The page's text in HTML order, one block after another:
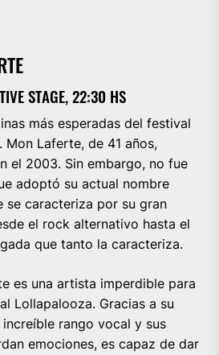
STAGE, 22:30 HS
más esperadas del festival
Mon Laferte, de 41 años,
el 2003. Sin embargo, no fue
adoptó su actual nombre
caracteriza por su gran
el rock alternativo hasta el
que tanto la caracteriza.
es una artista imperdible para
Lollapalooza. Gracias a su
rango vocal y sus
emociones, es capaz de dar